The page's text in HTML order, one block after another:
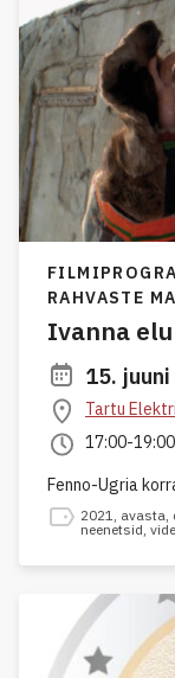
RAHVASTE
Ivanna elu
15.
Tartu
17:00-19:00
Fenno-Ugria
2021 avasta
neenetsid